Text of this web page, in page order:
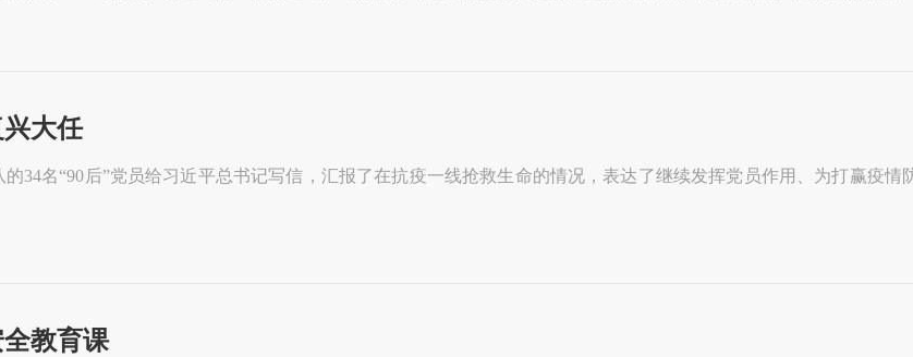
大任
34名“90后”党员给习近平总书记写信，汇报了在抗疫一线抢救生命的情况，表达了继续发挥党员作用、为打赢疫情
教育课